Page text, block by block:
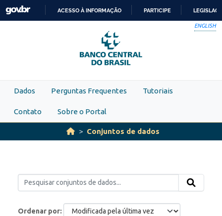
Skip to main content
PARA
O
CONTEÚDO
ACESSO À INFORMAÇÃO PARTICIPE
ENGLISH
Dados Perguntas Frequentes Tutoriais
Contato Sobre o Portal
Conjuntos de dados
Ordenar por